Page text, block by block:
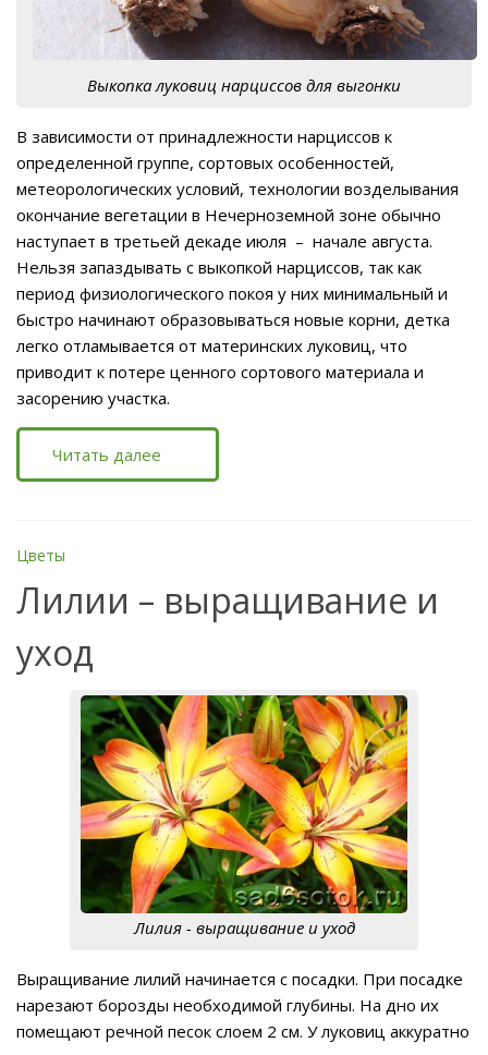
Выкопка луковиц нарциссов для выгонки
В зависимости от принадлежности нарциссов к
определенной группе, сортовых особенностей,
метеорологических условий, технологии возделывания
окончание вегетации в Нечерноземной зоне обычно
наступает в третьей декаде июля – начале августа.
Нельзя запаздывать с выкопкой нарциссов, так как
период физиологического покоя у них минимальный и
быстро начинают образовываться новые корни, детка
легко отламывается от материнских луковиц, что
приводит к потере ценного сортового материала и
засорению участка.
Читать далее
Цветы
Лилии – выращивание и
уход
Лилия - выращивание и уход
Выращивание лилий начинается с посадки. При посадке
нарезают борозды необходимой глубины. На дно их
помещают речной песок слоем 2 см. У луковиц аккуратно